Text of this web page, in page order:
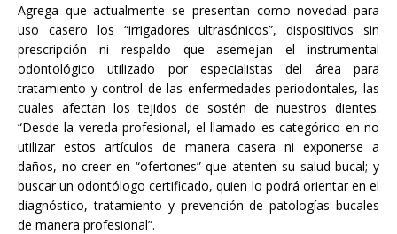
Agrega que actualmente se presentan como novedad para
uso casero los “irrigadores ultrasónicos”, dispositivos sin
prescripción ni respaldo que asemejan el instrumental
odontológico utilizado por especialistas del área para
tratamiento y control de las enfermedades periodontales, las
cuales afectan los tejidos de sostén de nuestros dientes.
“Desde la vereda profesional, el llamado es categórico en no
utilizar estos artículos de manera casera ni exponerse a
daños, no creer en “ofertones” que atenten su salud bucal; y
buscar un odontólogo certificado, quien lo podrá orientar en el
diagnóstico, tratamiento y prevención de patologías bucales
de manera profesional”.